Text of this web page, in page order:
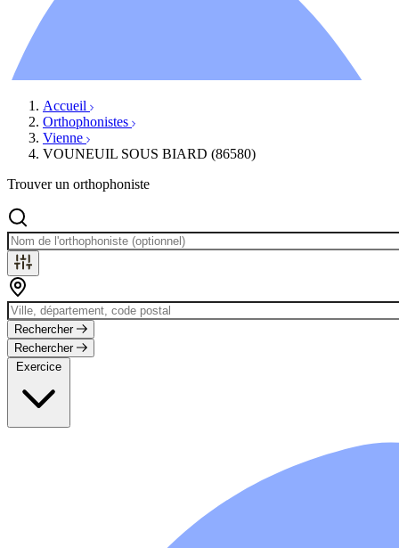
Évènements
Accueil
Orthophonistes
Vienne
VOUNEUIL SOUS BIARD (86580)
Trouver un orthophoniste
Rechercher
Rechercher
Exercice